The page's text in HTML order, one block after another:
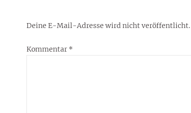
Deine E-Mail-Adresse wird nicht veröffentlicht.
Kommentar *